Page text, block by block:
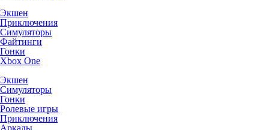
Экшен
Приключения
Симуляторы
Файтинги
Гонки
Xbox One
Экшен
Симуляторы
Гонки
Ролевые игры
Приключения
Аркады